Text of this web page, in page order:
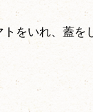
をいれ、蓋を